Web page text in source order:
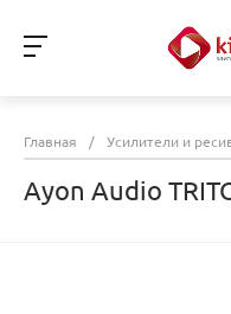
Главная / Усилители и
Ayon Audio